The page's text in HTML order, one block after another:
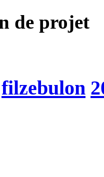
de projet
filzebulon